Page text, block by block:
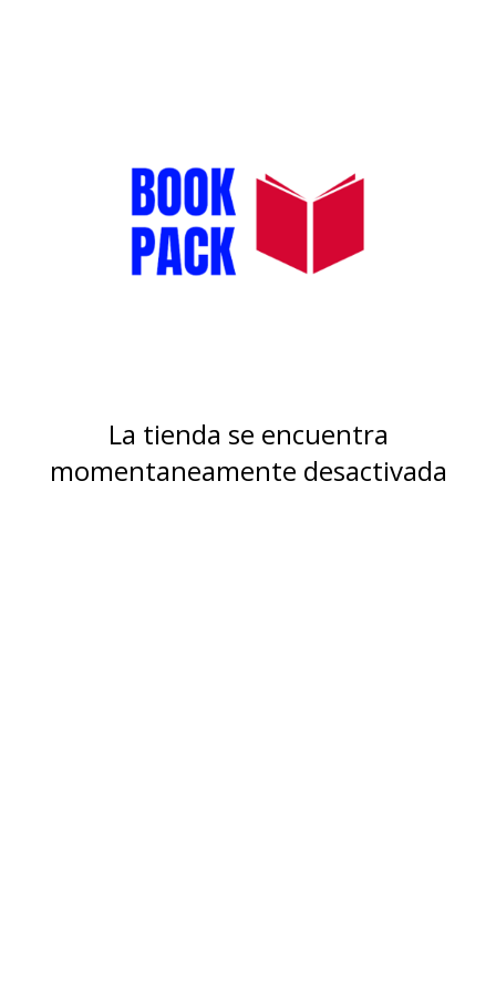
La tienda se encuentra
momentaneamente desactivada